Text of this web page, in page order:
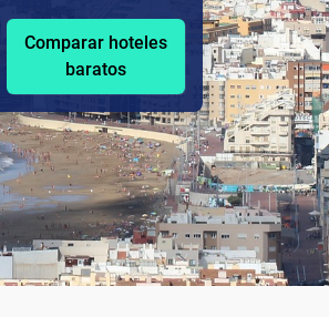
Comparar hoteles
baratos